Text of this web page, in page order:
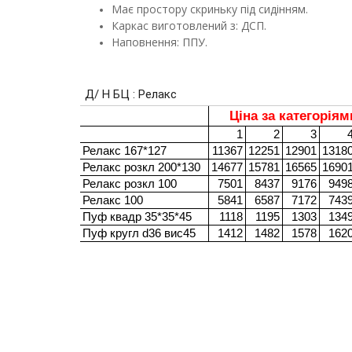
Має простору скриньку під сидінням.
Каркас виготовлений з: ДСП.
Наповнення: ППУ.